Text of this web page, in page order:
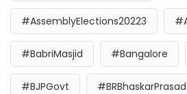
#AssemblyElections20223
#BabriMasjid #Bangalore
#BJPGovt #BRBhaskarPrasad